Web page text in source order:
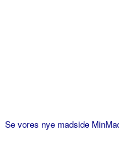
Se vores nye madside